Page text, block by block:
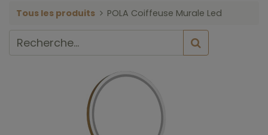
Tous les produits POLA Coiffeuse Murale Led